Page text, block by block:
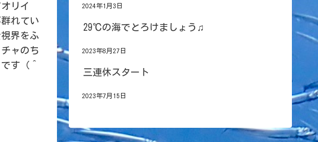
リイ
れてい
界をふ
ャのち
す（＾
2024年1月3日
29℃の海でとろけましょう♫
2023年8月27日
三連休スタート
2023年7月15日